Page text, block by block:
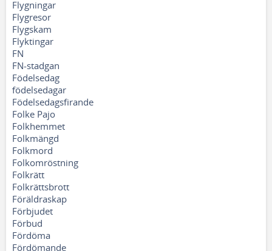
Flygningar
Flygresor
Flygskam
Flyktingar
FN
FN-stadgan
Födelsedag
födelsedagar
Födelsedagsfirande
Folke Pajo
Folkhemmet
Folkmängd
Folkmord
Folkomröstning
Folkrätt
Folkrättsbrott
Föräldraskap
Förbjudet
Förbud
Fördöma
Fördömande